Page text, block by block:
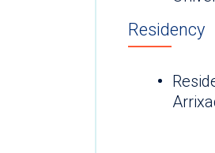
Residency